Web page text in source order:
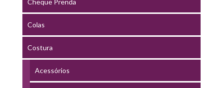
Colas
Costura
Acessórios